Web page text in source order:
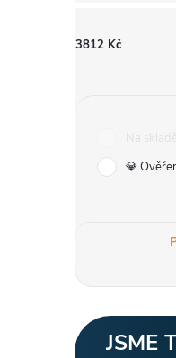
s
n
í
3812 Kč
💎
JSME